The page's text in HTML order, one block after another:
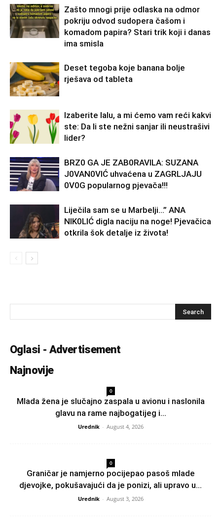
Zašto mnogi prije odlaska na odmor
pokriju odvod sudopera čašom i
komadom papira? Stari trik koji i danas
ima smisla
Deset tegoba koje banana bolje
rješava od tableta
Izaberite lalu, a mi ćemo vam reći kakvi
ste: Da li ste nežni sanjar ili neustrašivi
lider?
BRZ0 GA JE ZAB0RAVlLA: SUZANA
J0VAN0VIĆ uhvaćena u ZAGRLJAJU
0V0G popularnog pjevača!!!
Liječila sam se u Marbelji…” ANA
NlK0LlĆ digla naciju na noge! Pjevačica
otkrila šok detalje iz života!
Oglasi - Advertisement
Najnovije
0
Mlada žena je slučajno zaspala u avionu i naslonila
glavu na rame najbogatijeg i...
Urednik - August 4, 2026
0
Graničar je namjerno pocijepao pasoš mlade
djevojke, pokušavajući da je ponizi, ali upravo u...
Urednik - August 3, 2026